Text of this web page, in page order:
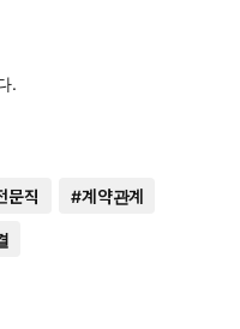
.
문직 #계약관계